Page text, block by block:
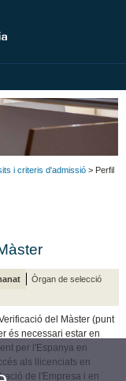
i criteris d'admissió > Perfil
Òrgan de selecció
del Màster (punt
és necessari estar en
per l'Espanya en
als llicenciats en
de l'Empresa i en